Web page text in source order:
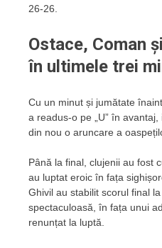
26-26.
Ostace, Coman
în ultimele trei
Cu un minut și jumătate
a readus-o pe „U” în
din nou o aruncare a
Până la final, clujenii au fost
au luptat eroic în fața
Ghivil au stabilit scorul final
spectaculoasă, în fața unui
renunțat la luptă.